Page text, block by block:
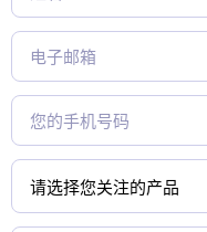
咨询销售
请填写您公司的